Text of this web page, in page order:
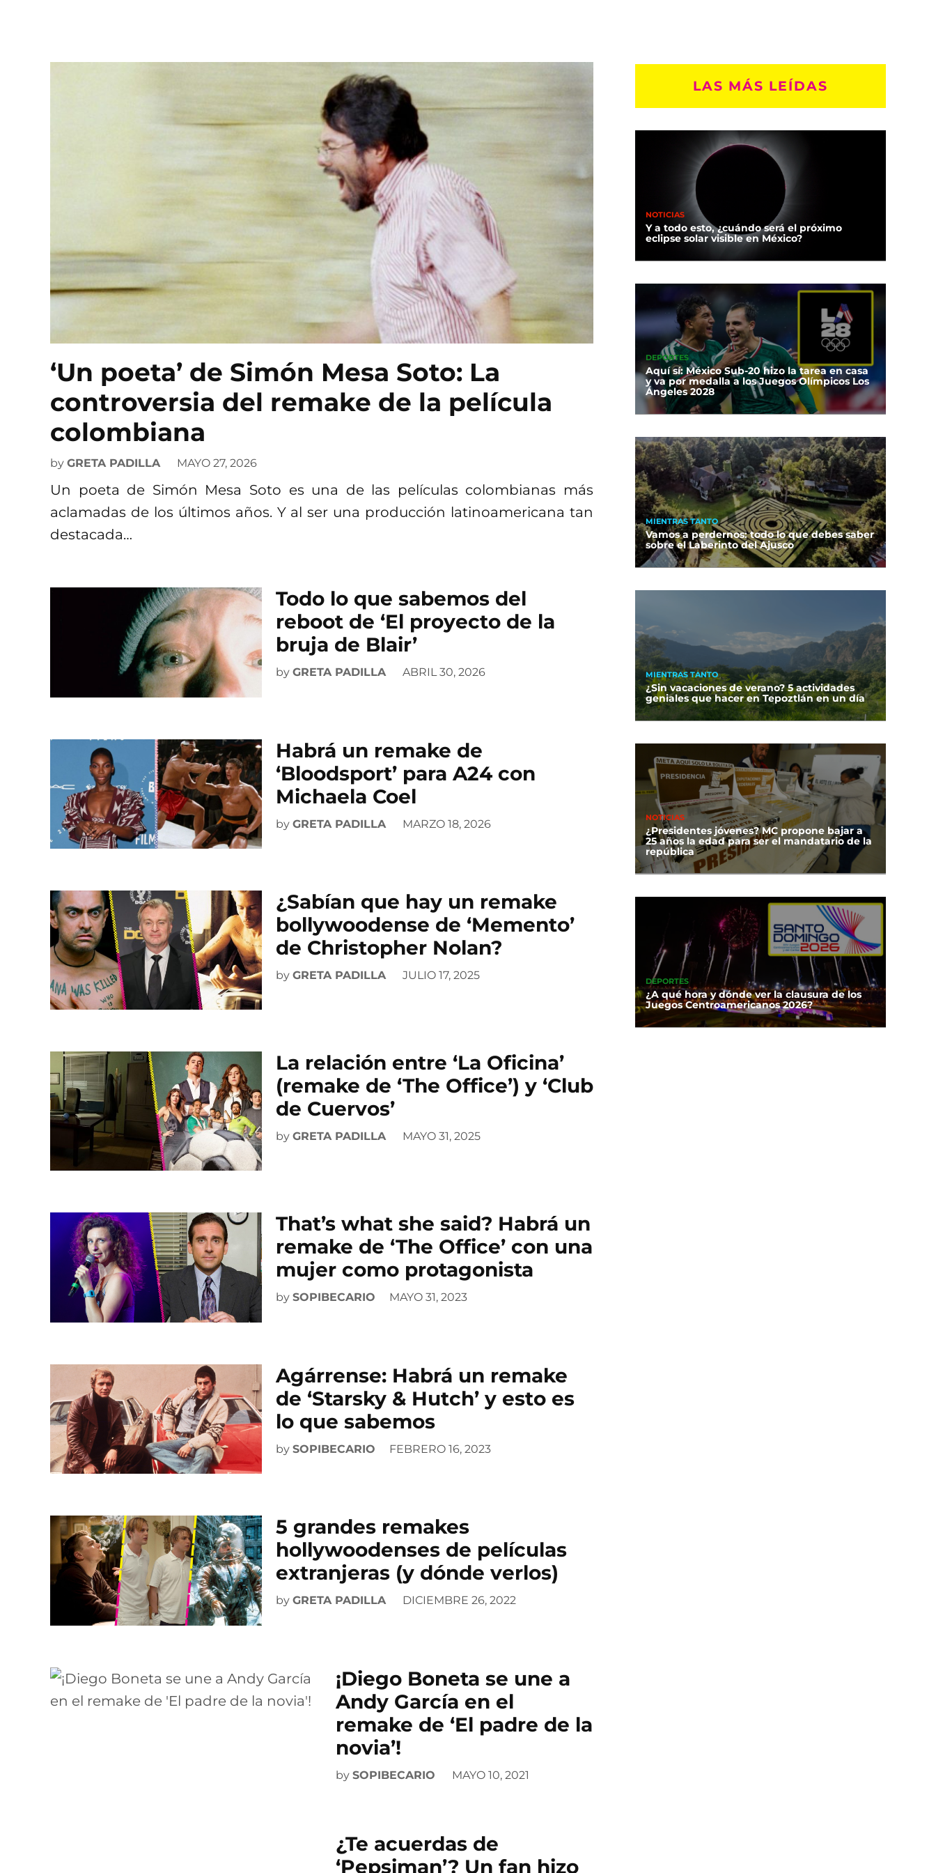
‘Un poeta’ de Simón Mesa Soto: La
controversia del remake de la película
colombiana
by GRETA PADILLA MAYO 27, 2026
Un poeta de Simón Mesa Soto es una de las películas colombianas más
aclamadas de los últimos años. Y al ser una producción latinoamericana tan
destacada…
Todo lo que sabemos del
reboot de ‘El proyecto de la
bruja de Blair’
by GRETA PADILLA ABRIL 30, 2026
Habrá un remake de
‘Bloodsport’ para A24 con
Michaela Coel
by GRETA PADILLA MARZO 18, 2026
¿Sabían que hay un remake
bollywoodense de ‘Memento’
de Christopher Nolan?
by GRETA PADILLA JULIO 17, 2025
La relación entre ‘La Oficina’
(remake de ‘The Office’) y ‘Club
de Cuervos’
by GRETA PADILLA MAYO 31, 2025
That’s what she said? Habrá un
remake de ‘The Office’ con una
mujer como protagonista
by SOPIBECARIO MAYO 31, 2023
Agárrense: Habrá un remake
de ‘Starsky & Hutch’ y esto es
lo que sabemos
by SOPIBECARIO FEBRERO 16, 2023
5 grandes remakes
hollywoodenses de películas
extranjeras (y dónde verlos)
by GRETA PADILLA DICIEMBRE 26, 2022
¡Diego Boneta se une a
Andy García en el
remake de ‘El padre de la
novia’!
by SOPIBECARIO MAYO 10, 2021
¿Te acuerdas de
‘Pepsiman’? Un fan hizo
LAS MÁS LEÍDAS
NOTICIAS
Y a todo esto, ¿cuándo será el próximo
eclipse solar visible en México?
DEPORTES
Aquí sí: México Sub-20 hizo la tarea en casa
y va por medalla a los Juegos Olímpicos Los
Ángeles 2028
MIENTRAS TANTO
Vamos a perdernos: todo lo que debes saber
sobre el Laberinto del Ajusco
MIENTRAS TANTO
¿Sin vacaciones de verano? 5 actividades
geniales que hacer en Tepoztlán en un día
NOTICIAS
¿Presidentes jóvenes? MC propone bajar a
25 años la edad para ser el mandatario de la
república
DEPORTES
¿A qué hora y dónde ver la clausura de los
Juegos Centroamericanos 2026?